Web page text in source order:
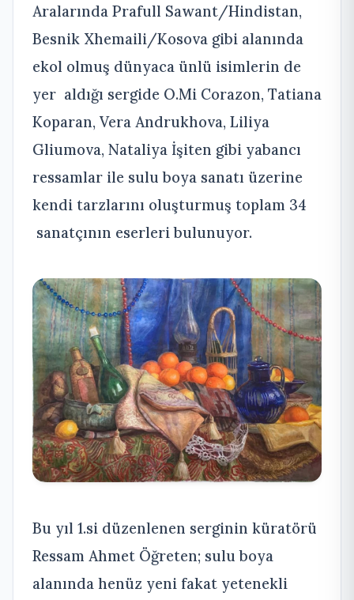
Aralarında Prafull Sawant/Hindistan,
Besnik Xhemaili/Kosova gibi alanında
ekol olmuş dünyaca ünlü isimlerin de
yer aldığı sergide O.Mi Corazon, Tatiana
Koparan, Vera Andrukhova, Liliya
Gliumova, Nataliya İşiten gibi yabancı
ressamlar ile sulu boya sanatı üzerine
kendi tarzlarını oluşturmuş toplam 34
sanatçının eserleri bulunuyor.
Bu yıl 1.si düzenlenen serginin küratörü
Ressam Ahmet Öğreten; sulu boya
alanında henüz yeni fakat yetenekli